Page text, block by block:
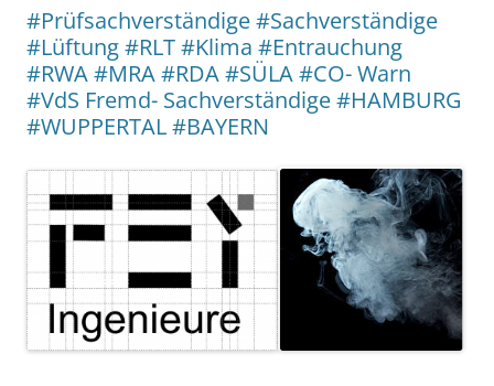
#Prüfsachverständige #Sachverständige
#Lüftung #RLT #Klima #Entrauchung
#RWA #MRA #RDA #SÜLA #CO- Warn
#VdS Fremd- Sachverständige #HAMBURG
#WUPPERTAL #BAYERN